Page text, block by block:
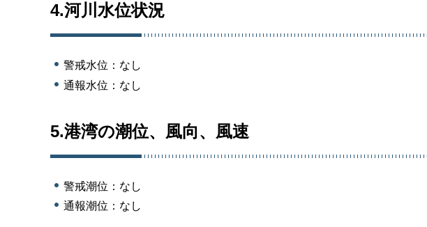
4.河川水位状況
警戒水位：なし
通報水位：なし
5.港湾の潮位、風向、風速
警戒潮位：なし
通報潮位：なし